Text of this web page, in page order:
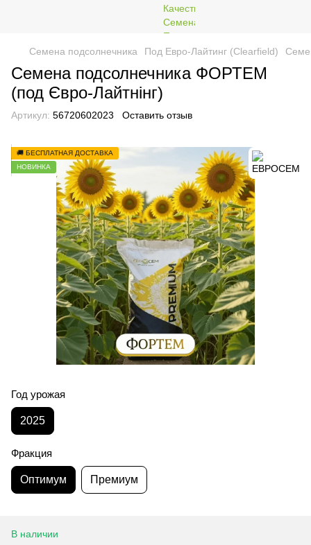
Семена подсолнечника Под Евро-Лайтинг (Clearfield)
Семена подсолнечника ФОРТЕМ
(под Євро-Лайтнінг)
Артикул: 56720602023 Оставить отзыв
🚚 БЕСПЛАТНАЯ ДОСТАВКА
НОВИНКА
Год урожая
2025
Фракция
Оптимум Премиум
В наличии